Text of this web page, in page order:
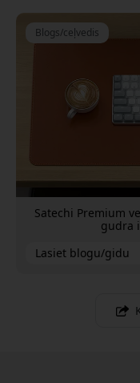
Blogs/ceļvedis
Satechi Premium
gudra
Lasiet blogu/gidu